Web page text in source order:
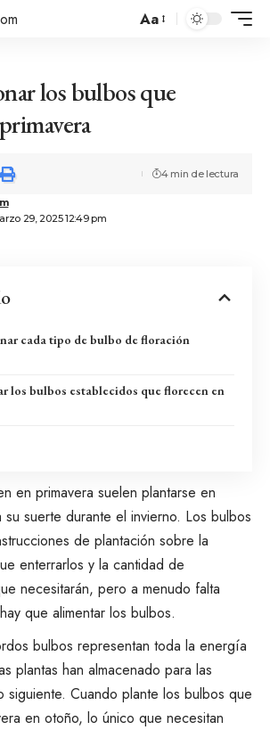
Aa
los bulbos que
29, 2025 12:49 pm
4 min de lectura
cada tipo de bulbo de floración
los bulbos establecidos que florecen en
en primavera suelen plantarse en
suerte durante el invierno. Los bulbos
de plantación sobre la
enterrarlos y la cantidad de
necesitarán, pero a menudo falta
que alimentar los bulbos.
bulbos representan toda la energía
plantas han almacenado para las
siguiente. Cuando plante los bulbos que
en otoño, lo único que necesitan